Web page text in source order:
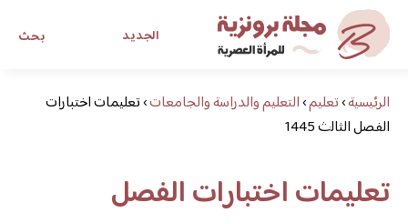
بحث الجديد
مجلة برونزية للفتاة العصريةالرئيسية›تعليم›التعليم والدراسة والجامعات›تعليمات اختبارات
الفصل الثالث 1445
تعليمات اختبارات الفصل